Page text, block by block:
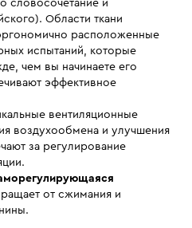
словосочетание и
Области ткани
расположенные
испытаний, которые
чем вы начинаете его
эффективное
вентиляционные
воздухообмена и улучшения
за регулирование
от сжимания и